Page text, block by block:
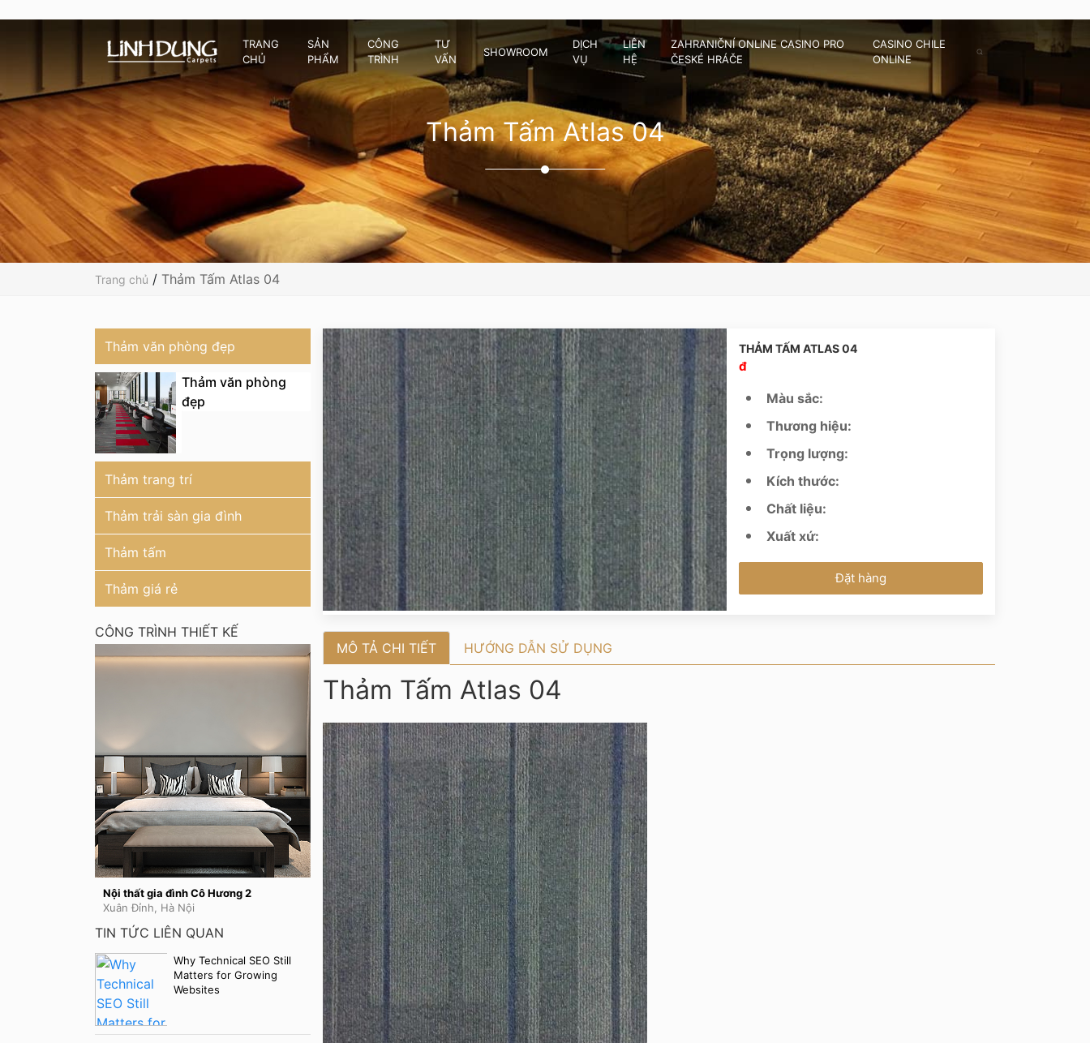
Thảm Tấm Atlas 04
TRANG
CHỦ
SẢN
PHẨM
CÔNG
TRÌNH
TƯ
VẤN
SHOWROOM
DỊCH
VỤ
LIÊN
HỆ
ZAHRANIČNÍ ONLINE CASINO PRO
ČESKÉ HRÁČE
CASINO CHILE
ONLINE
Trang chủ / Thảm Tấm Atlas 04
Thảm văn phòng đẹp
Thảm văn phòng
đẹp
Thảm trang trí
Thảm trải sàn gia đình
Thảm tấm
Thảm giá rẻ
CÔNG TRÌNH THIẾT KẾ
Nội thất gia đình Cô Hương 2
Xuân Đỉnh, Hà Nội
Nội thất gia đình Cô Hương
Times City 458 Minh Khai, Hai Bà Trưng, Hà Nội
Thảm Trải Sàn Tòa Nhà PeTro
TIN TỨC LIÊN QUAN
Why Technical SEO Still
Matters for Growing
Websites
THẢM TẤM ATLAS 04
đ
Màu sắc:
Thương hiệu:
Trọng lượng:
Kích thước:
Chất liệu:
Xuất xứ:
Đặt hàng
MÔ TẢ CHI TIẾT HƯỚNG DẪN SỬ DỤNG
Thảm Tấm Atlas 04